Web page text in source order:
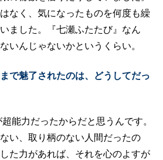
なく、気になったものを何度も繰
ました。『七瀬ふたたび』なん
いんじゃないかというくらい。
で魅了されたのは、どうしてだっ
能力だったからだと思うんです。
い、取り柄のない人間だったの
た力があれば、それを心のよすが